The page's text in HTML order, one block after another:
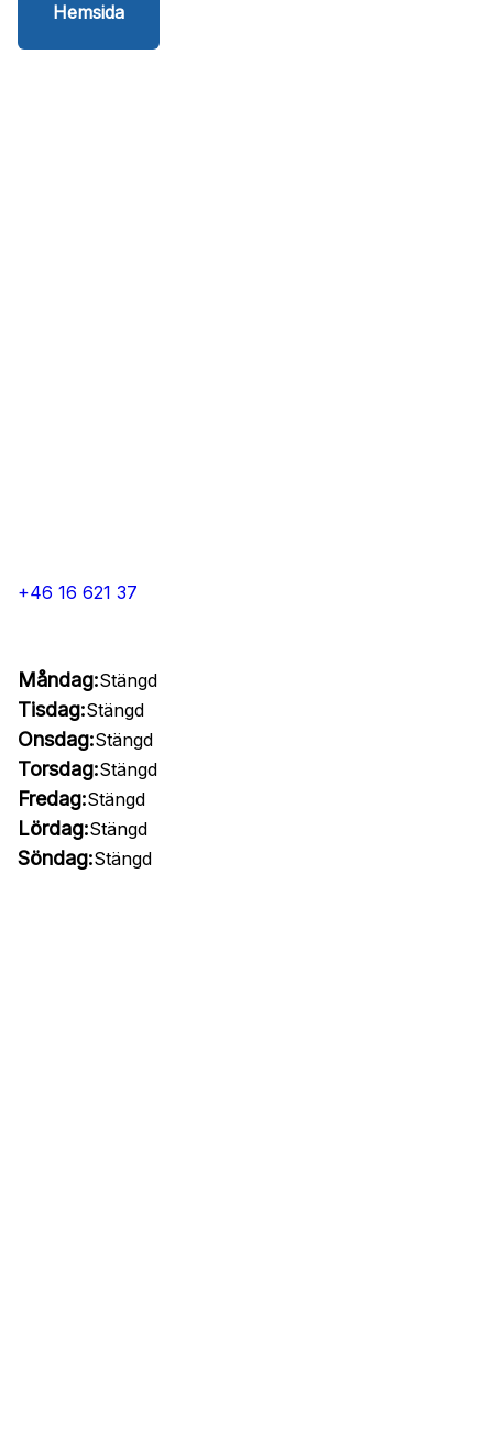
Hemsida
+46 16 621 37
Måndag:Stängd
Tisdag:Stängd
Onsdag:Stängd
Torsdag:Stängd
Fredag:Stängd
Lördag:Stängd
Söndag:Stängd